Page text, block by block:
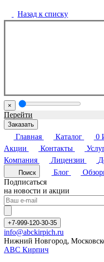
Назад к списку
×
Перейти
Заказать
Главная Каталог 0
Акции
Контакты
Компания
Лицензии
Поиск Блог
Подписаться
на новости и акции
+7-999-120-30-35
info@abckirpich.ru
Нижний Новгород,
АВС Кирпич